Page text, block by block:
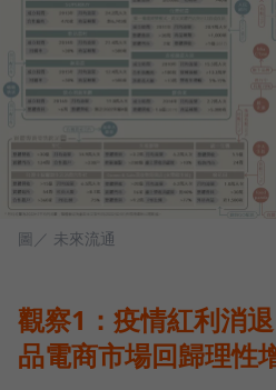
圖／ 未來流通
觀察1：疫情紅利消
品電商市場回歸理性